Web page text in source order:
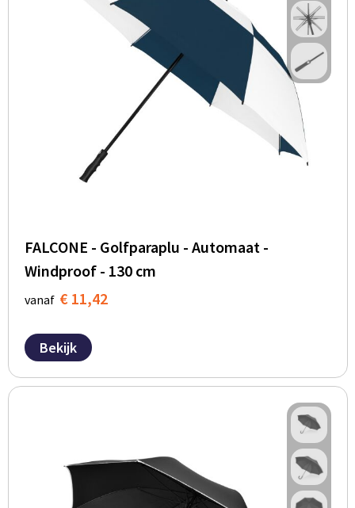
FALCONE - Golfparaplu - Automaat -
Windproof - 130 cm
vanaf € 11,42
Bekijk